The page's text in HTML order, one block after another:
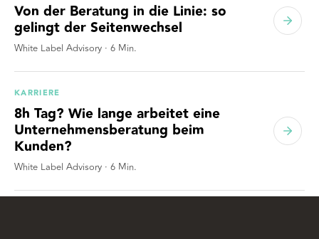
Von der Beratung in die Linie: so
gelingt der Seitenwechsel
White Label Advisory · 6 Min.
KARRIERE
8h Tag? Wie lange arbeitet eine
Unternehmensberatung beim
Kunden?
White Label Advisory · 6 Min.